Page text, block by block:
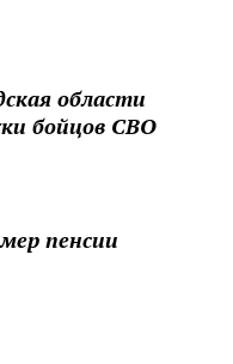
области
бойцов СВО
пенсии